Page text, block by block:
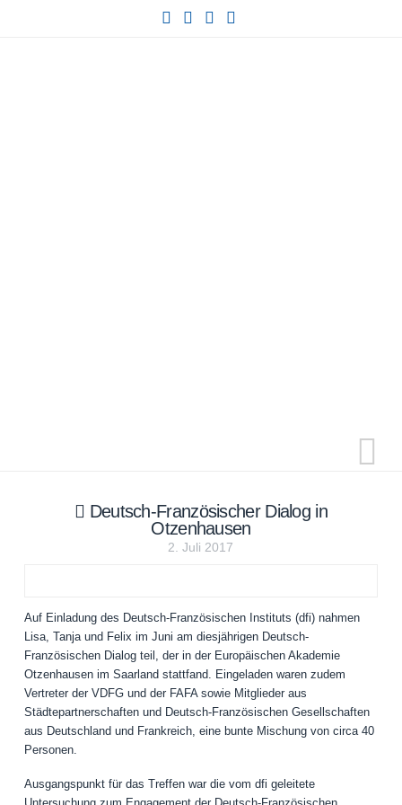
Deutsch-Französischer Dialog in
Otzenhausen
2. Juli 2017
Auf Einladung des Deutsch-Französischen Instituts (dfi) nahmen
Lisa, Tanja und Felix im Juni am diesjährigen Deutsch-
Französischen Dialog teil, der in der Europäischen Akademie
Otzenhausen im Saarland stattfand. Eingeladen waren zudem
Vertreter der VDFG und der FAFA sowie Mitglieder aus
Städtepartnerschaften und Deutsch-Französischen Gesellschaften
aus Deutschland und Frankreich, eine bunte Mischung von circa 40
Personen.
Ausgangspunkt für das Treffen war die vom dfi geleitete